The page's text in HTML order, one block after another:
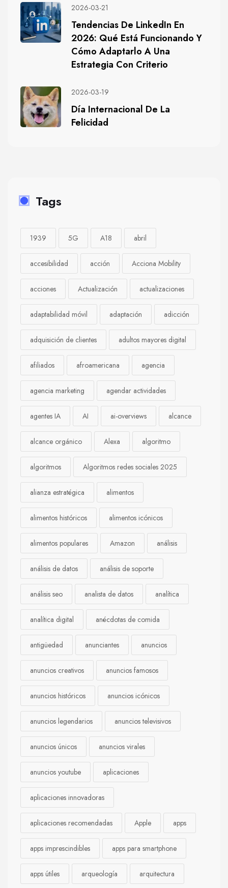
2026-03-21
Tendencias De LinkedIn En
2026: Qué Está Funcionando Y
Cómo Adaptarlo A Una
Estrategia Con Criterio
2026-03-19
Día Internacional De La
Felicidad
Tags
1939 5G A18 abril
accesibilidad acción Acciona Mobility
acciones Actualización actualizaciones
adaptabilidad móvil adaptación adicción
adquisición de clientes adultos mayores digital
afiliados afroamericana agencia
agencia marketing agendar actividades
agentes IA AI ai-overviews alcance
alcance orgánico Alexa algoritmo
algoritmos Algoritmos redes sociales 2025
alianza estratégica alimentos
alimentos históricos alimentos icónicos
alimentos populares Amazon análisis
análisis de datos análisis de soporte
análisis seo analista de datos analítica
analítica digital anécdotas de comida
antigüedad anunciantes anuncios
anuncios creativos anuncios famosos
anuncios históricos anuncios icónicos
anuncios legendarios anuncios televisivos
anuncios únicos anuncios virales
anuncios youtube aplicaciones
aplicaciones innovadoras
aplicaciones recomendadas Apple apps
apps imprescindibles apps para smartphone
apps útiles arqueología arquitectura